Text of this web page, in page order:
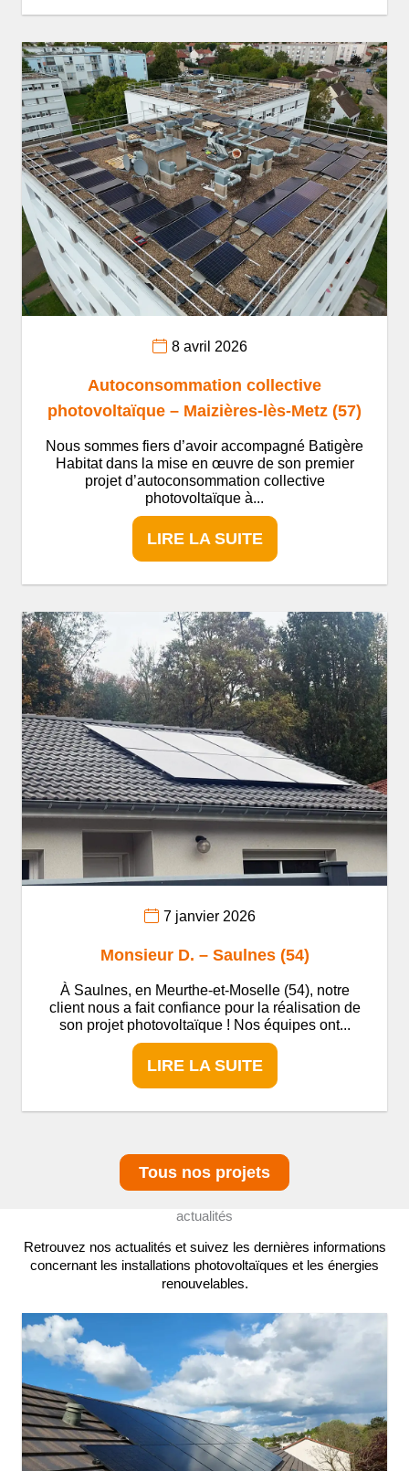
8 avril 2026
Autoconsommation collective
photovoltaïque – Maizières-lès-Metz (57)
Nous sommes fiers d’avoir accompagné Batigère
Habitat dans la mise en œuvre de son premier
projet d’autoconsommation collective
photovoltaïque à...
LIRE LA SUITE
7 janvier 2026
Monsieur D. – Saulnes (54)
À Saulnes, en Meurthe-et-Moselle (54), notre
client nous a fait confiance pour la réalisation de
son projet photovoltaïque ! Nos équipes ont...
LIRE LA SUITE
Tous nos projets
actualités
Retrouvez nos actualités et suivez les dernières informations
concernant les installations photovoltaïques et les énergies
renouvelables.